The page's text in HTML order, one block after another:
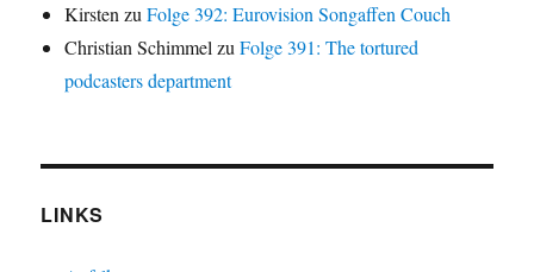
Kirsten zuFolge 392: Eurovision Songaffen Couch
Christian Schimmel zuFolge 391: The tortured
podcasters department
LINKS